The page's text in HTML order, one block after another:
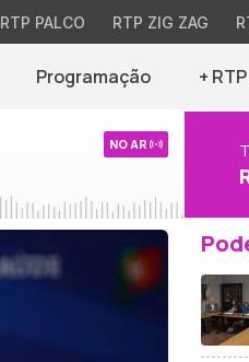
RTP PALCO RTP ZIG ZAG
Programação +
NO AR